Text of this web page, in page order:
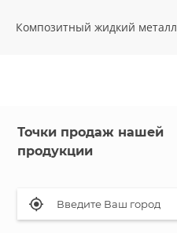
Композитный жидкий
Точки продаж нашей
продукции